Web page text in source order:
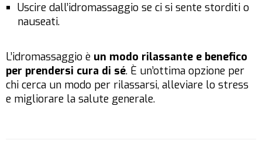
Uscire dall’idromassaggio se ci si sente storditi o
nauseati.
L’idromassaggio è un modo rilassante e benefico
per prendersi cura di sé. È un’ottima opzione per
chi cerca un modo per rilassarsi, alleviare lo stress
e migliorare la salute generale.